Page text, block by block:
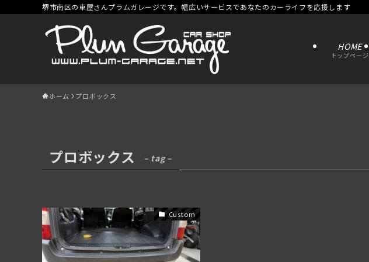
堺市南区の車屋さんプラムガレージです。幅広いサービスであなたのカーライフを応援します
HOME
トップページ
ホーム プロボックス
プロボックス – tag –
Custom